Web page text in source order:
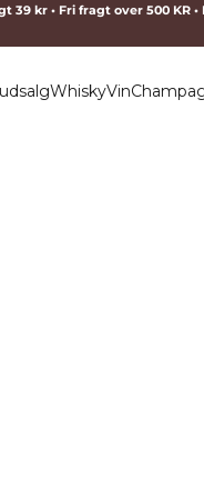
39 kr • Fri fragt over 500 KR
WhiskyVin